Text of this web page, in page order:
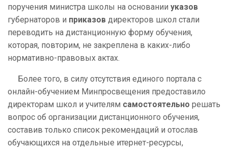
поручения министра школы на основании указов
губернаторов и приказов директоров школ стали
переводить на дистанционную форму обучения,
которая, повторим, не закреплена в каких-либо
нормативно-правовых актах.
Более того, в силу отсутствия единого портала с
онлайн-обучением Минпросвещения предоставило
директорам школ и учителям самостоятельно решать
вопрос об организации дистанционного обучения,
составив только список рекомендаций и отослав
обучающихся на отдельные итернет-ресурсы,